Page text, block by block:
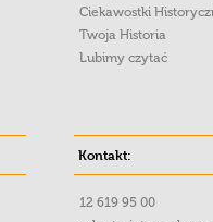
Ciekawostki
Twoja Historia
Lubimy czytać
Kontakt:
12 619 95 00